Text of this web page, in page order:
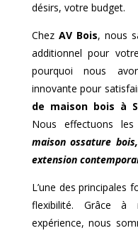
désirs, votre budget.
Chez AV Bois, nous
additionnel pour
pourquoi nous
innovante pour
de maison bois à
Nous effectuons
maison ossature
extension
L’une des principales
flexibilité. Grâce
expérience, nous